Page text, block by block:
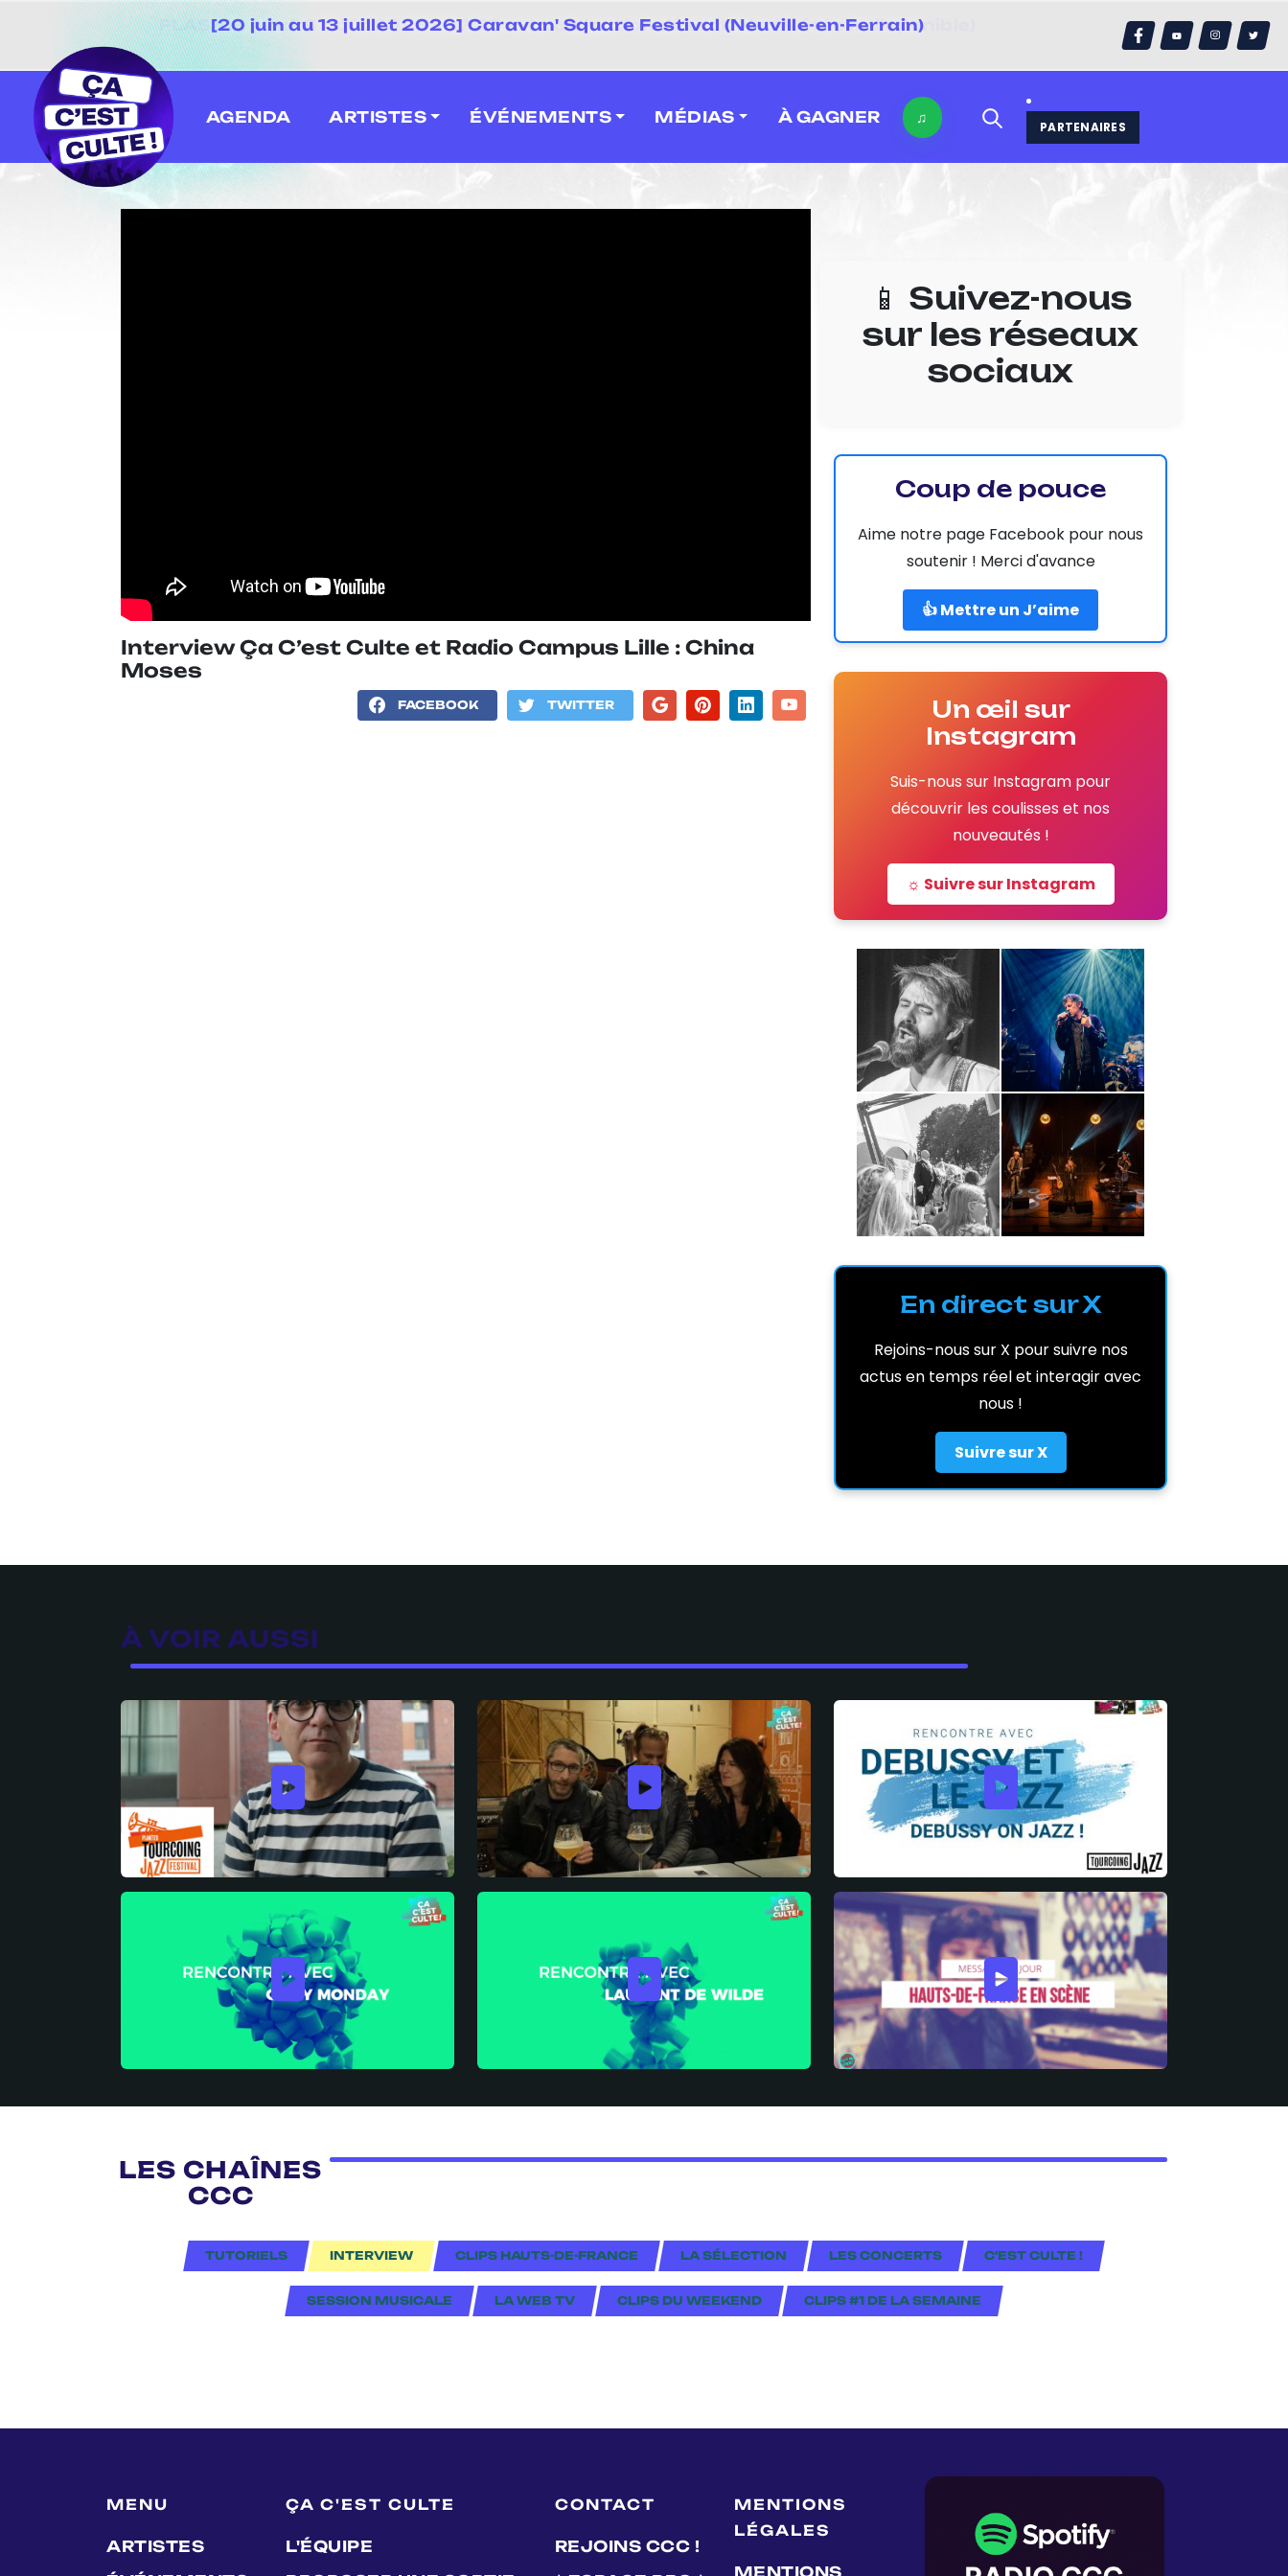
[20 juin au 13 juillet 2026] Caravan' Square Festival (Neuville-en-Ferrain)
AGENDA ARTISTES ÉVÉNEMENTS MÉDIAS À GAGNER ♫
PARTENAIRES
Interview Ça C’est Culte et Radio Campus Lille : China
Moses
FACEBOOK TWITTER
📱 Suivez-nous
sur les réseaux
sociaux
Coup de pouce
Aime notre page Facebook pour nous
soutenir ! Merci d'avance
👍 Mettre un J’aime
Un œil sur
Instagram
Suis-nous sur Instagram pour
découvrir les coulisses et nos
nouveautés !
☼ Suivre sur Instagram
En direct sur X
Rejoins-nous sur X pour suivre nos
actus en temps réel et interagir avec
nous !
Suivre sur X
À VOIR AUSSI
LES CHAÎNES
CCC
TUTORIELS INTERVIEW CLIPS HAUTS-DE-FRANCE LA SÉLECTION LES CONCERTS C'EST CULTE !
SESSION MUSICALE LA WEB TV CLIPS DU WEEKEND CLIPS #1 DE LA SEMAINE
MENU
ARTISTES
ÇA C'EST CULTE
L'ÉQUIPE
CONTACT
REJOINS CCC !
MENTIONS
LÉGALES
MENTIONS